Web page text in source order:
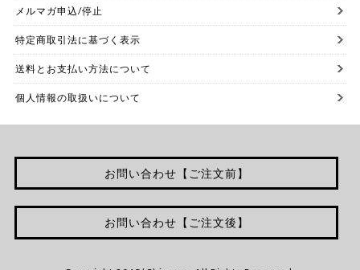
メルマガ申込/停止
特定商取引法に基づく表示
送料とお支払い方法について
個人情報の取扱いについて
お問い合わせ【ご注文前】
お問い合わせ【ご注文後】